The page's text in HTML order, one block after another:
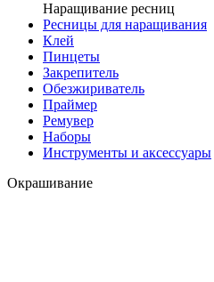
Наращивание ресниц
Ресницы для наращивания
Клей
Пинцеты
Закрепитель
Обезжириватель
Праймер
Ремувер
Наборы
Инструменты и аксессуары
Окрашивание